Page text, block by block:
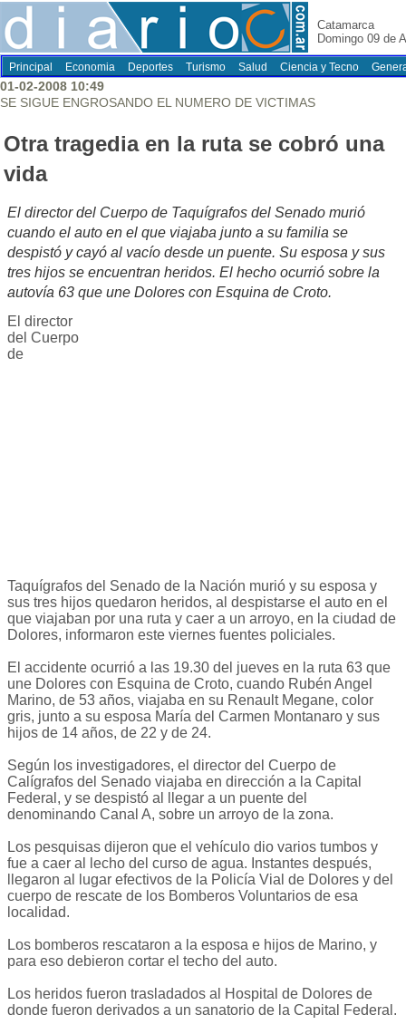
Catamarca
Domingo 09 de
Principal Economia Deportes Turismo Salud Ciencia y Tecno
01-02-2008 10:49
SE SIGUE ENGROSANDO EL NUMERO DE VICTIMAS
Otra tragedia en la ruta se cobró una
vida
El director del Cuerpo de Taquígrafos del Senado murió
cuando el auto en el que viajaba junto a su familia se
despistó y cayó al vacío desde un puente. Su esposa y sus
tres hijos se encuentran heridos. El hecho ocurrió sobre la
autovía 63 que une Dolores con Esquina de Croto.
El director
del Cuerpo
de
Taquígrafos del Senado de la Nación murió y su esposa y
sus tres hijos quedaron heridos, al despistarse el auto en el
que viajaban por una ruta y caer a un arroyo, en la ciudad de
Dolores, informaron este viernes fuentes policiales.
El accidente ocurrió a las 19.30 del jueves en la ruta 63 que
une Dolores con Esquina de Croto, cuando Rubén Angel
Marino, de 53 años, viajaba en su Renault Megane, color
gris, junto a su esposa María del Carmen Montanaro y sus
hijos de 14 años, de 22 y de 24.
Según los investigadores, el director del Cuerpo de
Calígrafos del Senado viajaba en dirección a la Capital
Federal, y se despistó al llegar a un puente del
denominando Canal A, sobre un arroyo de la zona.
Los pesquisas dijeron que el vehículo dio varios tumbos y
fue a caer al lecho del curso de agua. Instantes después,
llegaron al lugar efectivos de la Policía Vial de Dolores y del
cuerpo de rescate de los Bomberos Voluntarios de esa
localidad.
Los bomberos rescataron a la esposa e hijos de Marino, y
para eso debieron cortar el techo del auto.
Los heridos fueron trasladados al Hospital de Dolores de
donde fueron derivados a un sanatorio de la Capital Federal.